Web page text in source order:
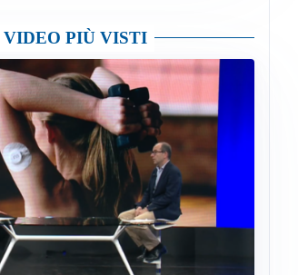
VIDEO PIÙ VISTI